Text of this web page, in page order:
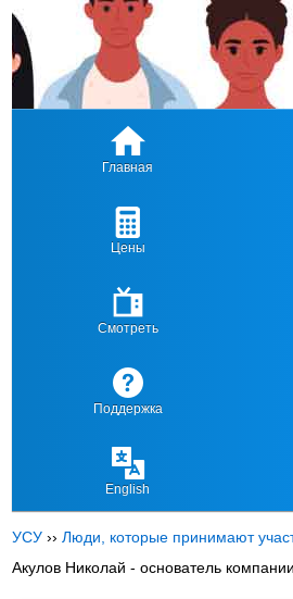
Главная
Цены
Смотреть
Поддержка
English
УСУ ››Люди, которые принимают
Акулов Николай - основатель